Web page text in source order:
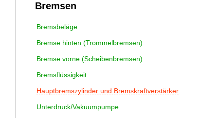
Bremsen
Bremsbeläge
Bremse hinten (Trommelbremsen)
Bremse vorne (Scheibenbremsen)
Bremsflüssigkeit
Hauptbremszylinder und Bremskraftverstärker
Unterdruck/Vakuumpumpe